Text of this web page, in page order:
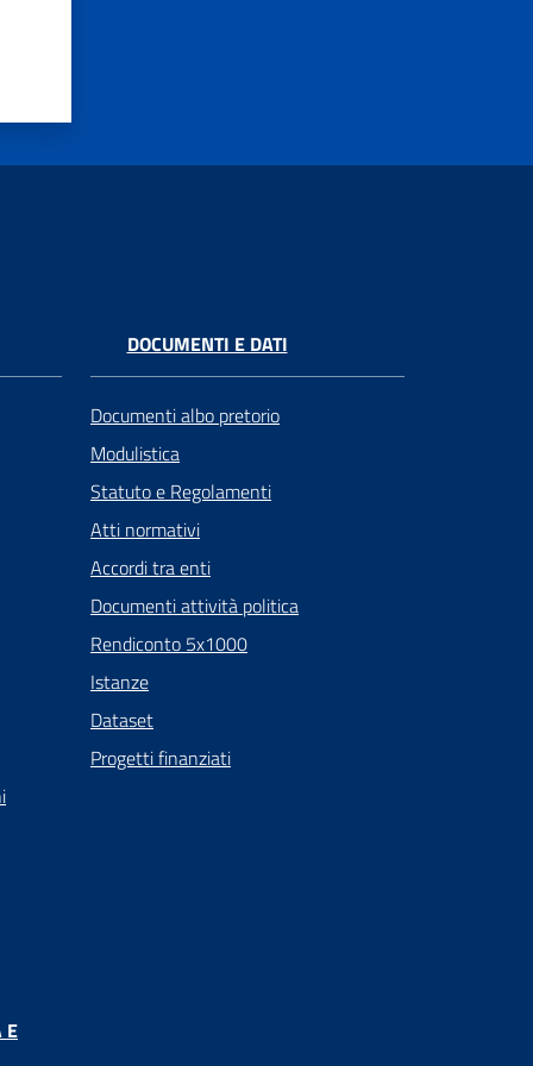
DOCUMENTI E DATI
Documenti albo pretorio
Modulistica
Statuto e Regolamenti
Atti normativi
Accordi tra enti
Documenti attività politica
Rendiconto 5x1000
Istanze
Dataset
Progetti finanziati
E